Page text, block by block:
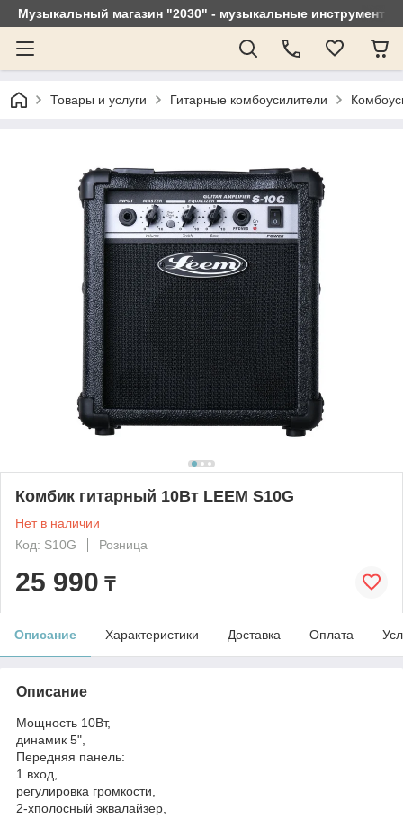
Музыкальный магазин "2030" - музыкальные
Товары и услуги Гитарные комбоусилители
Комбик гитарный 10Вт LEEM S10G
Нет в наличии
Код: S10G
Розница
25 990 ₸
Описание Характеристики Доставка Оплата
Описание
Мощность 10Вт,
динамик 5",
Передняя панель:
1 вход,
регулировка громкости,
2-хполосный эквалайзер,